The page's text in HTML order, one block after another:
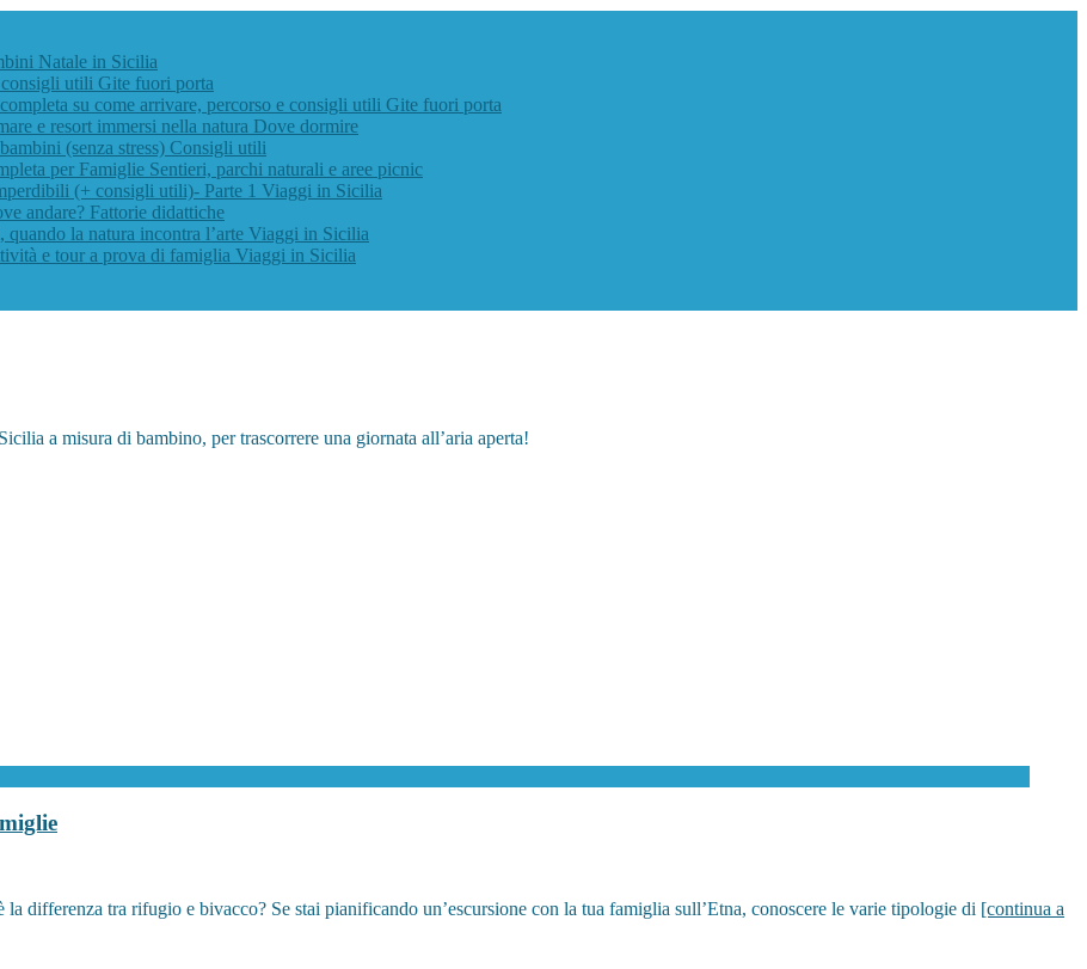
Natale in Sicilia
utili Gite fuori porta
su come arrivare, percorso e consigli utili Gite fuori porta
e resort immersi nella natura Dove dormire
(senza stress) Consigli utili
per Famiglie Sentieri, parchi naturali e aree picnic
(+ consigli utili)- Parte 1 Viaggi in Sicilia
andare? Fattorie didattiche
la natura incontra l’arte Viaggi in Sicilia
e tour a prova di famiglia Viaggi in Sicilia
a misura di bambino, per trascorrere una giornata all’aria aperta!
differenza tra rifugio e bivacco? Se stai pianificando un’escursione con la tua famiglia sull’Etna, conoscere le varie tipologie di [continua a